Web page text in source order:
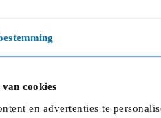
cookies
en advertenties te